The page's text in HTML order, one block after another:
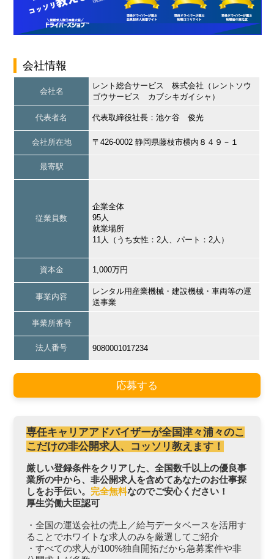
会社情報
会社名
レント総合サービス 株式会社（レントソウ
ゴウサービス カブシキガイシャ）
代表者名 代表取締役社長：池ケ谷 俊光
会社所在地 〒426-0002 静岡県藤枝市横内８４９－１
最寄駅
従業員数
企業全体
95人
就業場所
11人（うち女性：2人、パート：2人）
資本金 1,000万円
事業内容
レンタル用産業機械・建設機械・車両等の運
送事業
事業所番号
法人番号 9080001017234
応募する
専任キャリアアドバイザーが全国津々浦々のこ
こだけの非公開求人、コッソリ教えます！
厳しい登録条件をクリアした、全国数千以上の優良事
業所の中から、非公開求人を含めてあなたのお仕事探
しをお手伝い。 完全無料なのでご安心ください！
厚生労働大臣認可
・全国の運送会社の売上／給与データベースを活用す
ることでホワイトな求人のみを厳選してご紹介
・すべての求人が100%独自開拓だから急募案件や非